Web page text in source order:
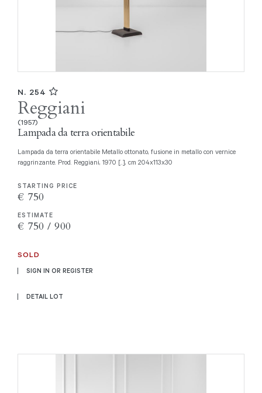
N. 254
Reggiani
(1957)
Lampada da terra orientabile
Lampada da terra orientabile Metallo ottonato, fusione in metallo con vernice
raggrinzante. Prod. Reggiani, 1970 [..], cm 204x113x30
STARTING PRICE
€ 750
ESTIMATE
€ 750 / 900
SOLD
SIGN IN OR REGISTER
DETAIL LOT